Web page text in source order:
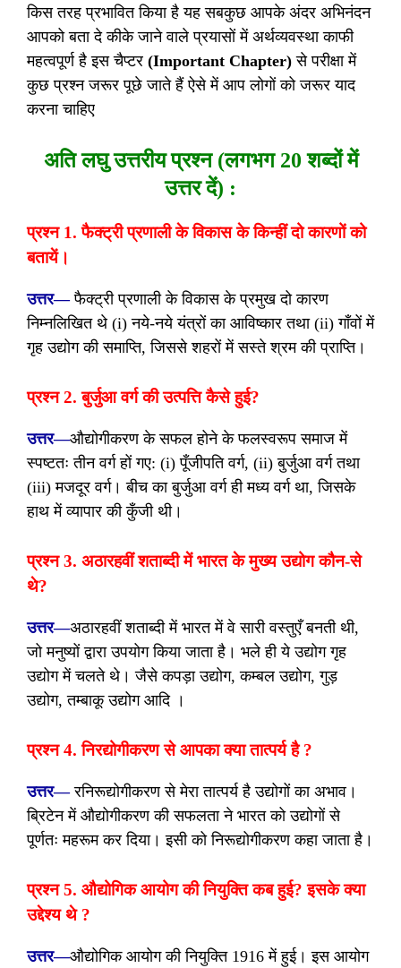
किस तरह प्रभावित किया है यह सबकुछ आपके अंदर अभिनंदन
आपको बता दे कीके जाने वाले प्रयासों में अर्थव्यवस्था काफी
महत्वपूर्ण है इस चैप्टर (Important Chapter)से परीक्षा में
कुछ प्रश्न जरूर पूछे जाते हैं ऐसे में आप लोगों को जरूर याद
करना चाहिए
अति लघु उत्तरीय प्रश्न (लगभग 20 शब्दों में
उत्तर दें) :
प्रश्न 1. फैक्ट्री प्रणाली के विकास के किन्हीं दो कारणों को
बतायें।
उत्तर— फैक्ट्री प्रणाली के विकास के प्रमुख दो कारण
निम्नलिखित थे (i) नये-नये यंत्रों का आविष्कार तथा (ii) गाँवों में
गृह उद्योग की समाप्ति, जिससे शहरों में सस्ते श्रम की प्राप्ति।
प्रश्न 2. बुर्जुआ वर्ग की उत्पत्ति कैसे हुई?
उत्तर—औद्योगीकरण के सफल होने के फलस्वरूप समाज में
स्पष्टतः तीन वर्ग हों गए: (i) पूँजीपति वर्ग, (ii) बुर्जुआ वर्ग तथा
(iii) मजदूर वर्ग। बीच का बुर्जुआ वर्ग ही मध्य वर्ग था, जिसके
हाथ में व्यापार की कुँजी थी।
प्रश्न 3. अठारहवीं शताब्दी में भारत के मुख्य उद्योग कौन-से
थे?
उत्तर—अठारहवीं शताब्दी में भारत में वे सारी वस्तुएँ बनती थी,
जो मनुष्यों द्वारा उपयोग किया जाता है। भले ही ये उद्योग गृह
उद्योग में चलते थे। जैसे कपड़ा उद्योग, कम्बल उद्योग, गुड़
उद्योग, तम्बाकू उद्योग आदि ।
प्रश्न 4. निरद्योगीकरण से आपका क्या तात्पर्य है ?
उत्तर— रनिरूद्योगीकरण से मेरा तात्पर्य है उद्योगों का अभाव।
ब्रिटेन में औद्योगीकरण की सफलता ने भारत को उद्योगों से
पूर्णतःमहरूम कर दिया। इसी को निरूद्योगीकरण कहा जाता है।
प्रश्न 5. औद्योगिक आयोग की नियुक्ति कब हुई? इसके क्या
उद्देश्य थे ?
उत्तर—औद्योगिक आयोग की नियुक्ति 1916 में हुई। इस आयोग